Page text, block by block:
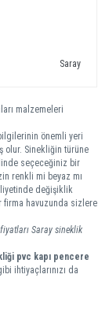
Saray
malzemeleri
önemli yeri
olur. Sinekliğin türüne
seçeceğiniz bir
renkli mi beyaz mı
değişiklik
firma havuzunda sizlere
Saray sineklik
pvc kapı pencere
ihtiyaçlarınızı da